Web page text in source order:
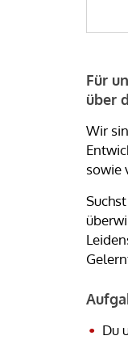
Für
über
Wir
sowie
Du